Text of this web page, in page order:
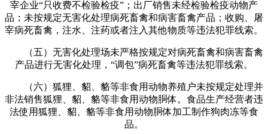
宰企业“只收费不检验检疫”；出厂销售未经检验检疫动物产
品；未按规定无害化处理病死畜禽和病害畜禽产品；收购、屠
宰病死畜禽，注水、注药或者注入其他物质等违法犯罪线索。
（五）无害化处理场未严格按规定对病死畜禽和病害畜禽
产品进行无害化处理，“调包”病死畜禽等违法犯罪线索。
（六）狐狸、貂、貉等非食用动物养殖户未按规定处理并
非法销售狐狸、貂、貉等非食用动物胴体。食品生产经营者违
法使用狐狸、貂、貉等非食用动物胴体加工制作狗肉冻等食
品。